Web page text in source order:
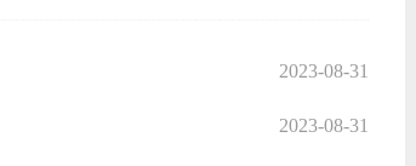
2023-08-31
2023-08-31